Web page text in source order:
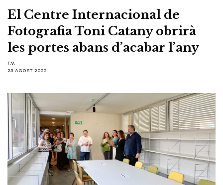
El Centre Internacional de
Fotografia Toni Catany obrirà
les portes abans d’acabar l’any
F.V.
23 AGOST 2022